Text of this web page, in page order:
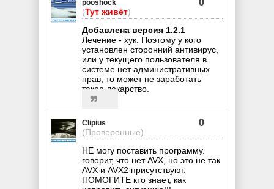
pooshock
(Тут живёт)
Добавлена версия 1.2.1
Лечение - хук. Поэтому у кого
установлен сторонний антивирус,
или у текущего пользователя в
системе нет административных
прав, то может не заработать
такое лекарство.
Clipius
(Проверенные)
0
НЕ могу поставить программу.
говорит, что нет AVX, но это не так
AVX и AVX2 присутствуют.
ПОМОГИТЕ кто знает, как